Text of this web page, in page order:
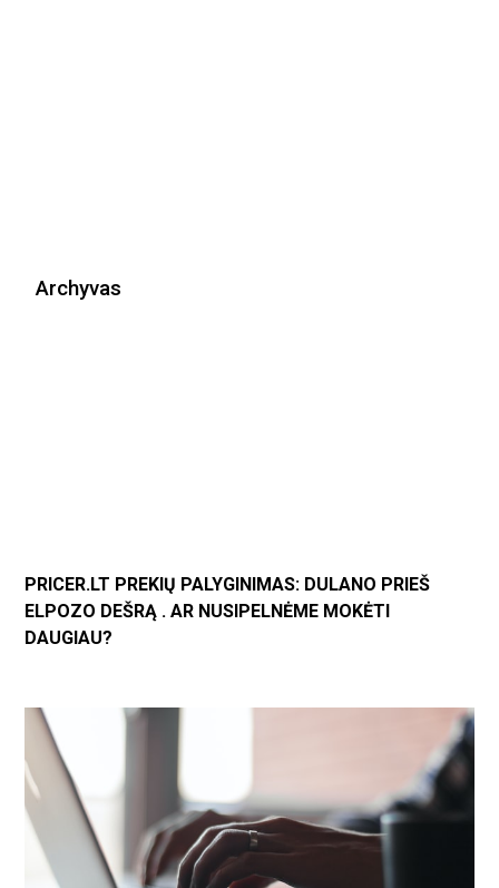
Archyvas
PRICER.LT PREKIŲ PALYGINIMAS: DULANO PRIEŠ
ELPOZO DEŠRĄ . AR NUSIPELNĖME MOKĖTI
DAUGIAU?